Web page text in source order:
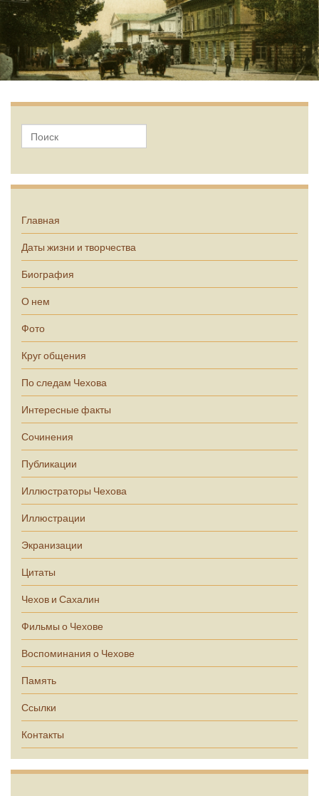
Главная
Даты жизни и творчества
Биография
О нем
Фото
Круг общения
По следам Чехова
Интересные факты
Сочинения
Публикации
Иллюстраторы Чехова
Иллюстрации
Экранизации
Цитаты
Чехов и Сахалин
Фильмы о Чехове
Воспоминания о Чехове
Память
Ссылки
Контакты